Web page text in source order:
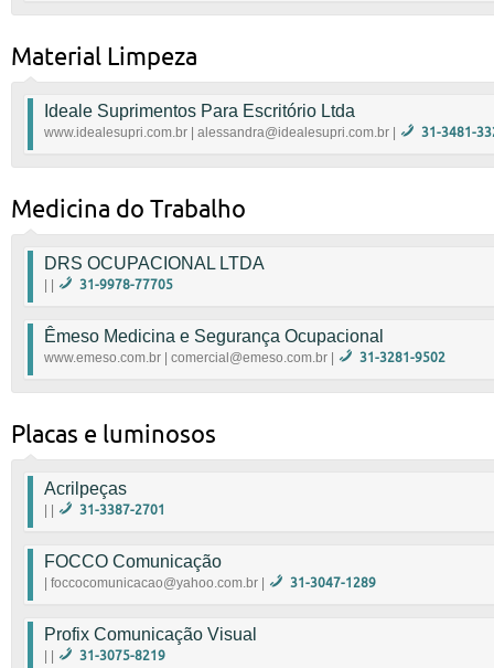
www.panamericanamg.com.br|
Material de escritório, suprimentos de informatica e
www.portinfo.com.br
Material Limpeza
Ideale Suprimentos Para Escritório Ltda
www.idealesupri.com.br | alessandra@idealesupri.com.br | 31-3481-
Equipamentos de informatica, material de limpeza,
www.idealesupri.com.br
Medicina do Trabalho
DRS OCUPACIONAL LTDA
31-9978-77705
|
Êmeso Medicina e Segurança Ocupacional
www.emeso.com.br | comercial@emeso.com.br | 31-3281-9502
Prestação de serviços em medicina e segurança do
www.emeso.com.br
Placas e luminosos
Acrilpeças
31-3387-2701
|
FOCCO Comunicação
| foccocomunicacao@yahoo.com.br | 31-3047-1289
|
foccocomunicacao@yahoo.com.br
Profix Comunicação Visual
31-3075-8219